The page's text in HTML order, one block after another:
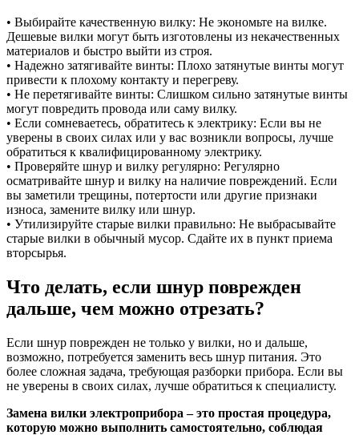
• Выбирайте качественную вилку: Не экономьте на вилке.
Дешевые вилки могут быть изготовлены из некачественных
материалов и быстро выйти из строя.
• Надежно затягивайте винты: Плохо затянутые винты могут
привести к плохому контакту и перегреву.
• Не перетягивайте винты: Слишком сильно затянутые винты
могут повредить провода или саму вилку.
• Если сомневаетесь, обратитесь к электрику: Если вы не
уверены в своих силах или у вас возникли вопросы, лучше
обратиться к квалифицированному электрику.
• Проверяйте шнур и вилку регулярно: Регулярно
осматривайте шнур и вилку на наличие повреждений. Если
вы заметили трещины, потертости или другие признаки
износа, замените вилку или шнур.
• Утилизируйте старые вилки правильно: Не выбрасывайте
старые вилки в обычный мусор. Сдайте их в пункт приема
вторсырья.
Что делать, если шнур поврежден
дальше, чем можно отрезать?
Если шнур поврежден не только у вилки, но и дальше,
возможно, потребуется заменить весь шнур питания. Это
более сложная задача, требующая разборки прибора. Если вы
не уверены в своих силах, лучше обратиться к специалисту.
Замена вилки электроприбора – это простая процедура,
которую можно выполнить самостоятельно, соблюдая